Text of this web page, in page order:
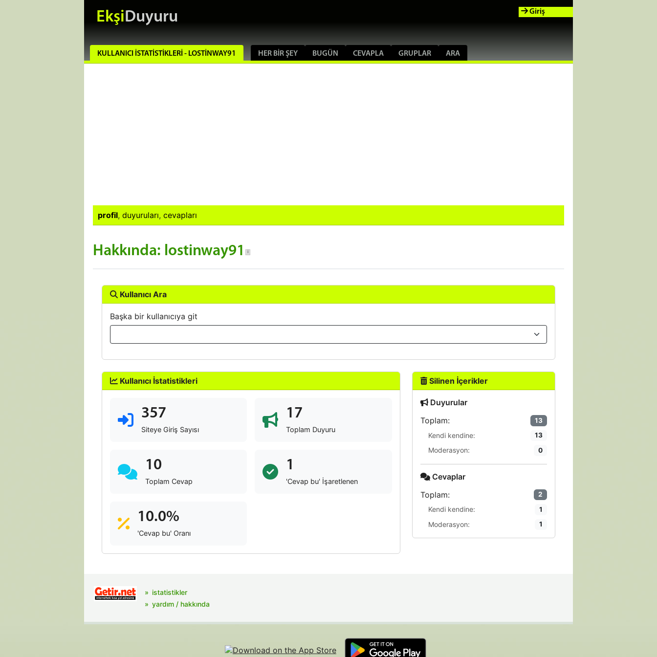
EkşiDuyuru
KULLANICI İSTATISTIKLERI - LOSTINWAY91 HER BIR ŞEY BUGÜN CEVAPLA GRUPLAR ARA
Giriş
profil, duyuruları, cevapları
Hakkında: lostinway91
Kullanıcı Ara
Başka bir kullanıcıya git
Kullanıcı İstatistikleri
357
Siteye Giriş Sayısı
17
Toplam Duyuru
10
Toplam Cevap
1
'Cevap bu' İşaretlenen
10.0%
'Cevap bu' Oranı
Silinen İçerikler
Duyurular
Toplam:
13
Kendi kendine: 13
Moderasyon: 0
Cevaplar
Toplam:
2
Kendi kendine: 1
Moderasyon: 1
istatistikler
yardım / hakkında